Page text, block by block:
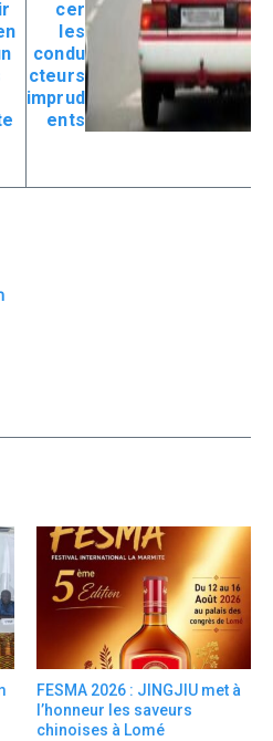
cer
les
condu
cteurs
imprud
ents
FESMA 2026 : JINGJIU met à
l’honneur les saveurs
chinoises à Lomé